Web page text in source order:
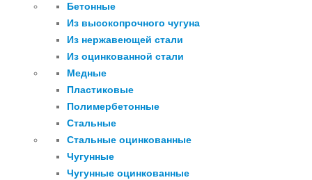
Бетонные
Из высокопрочного чугуна
Из нержавеющей стали
Из оцинкованной стали
Медные
Пластиковые
Полимербетонные
Стальные
Стальные оцинкованные
Чугунные
Чугунные оцинкованные